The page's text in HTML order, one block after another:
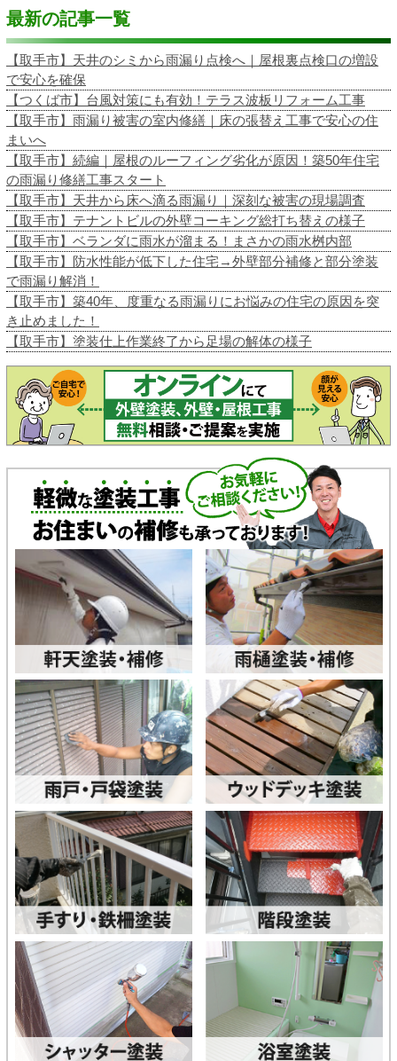
最新の記事一覧
【取手市】天井のシミから雨漏り点検へ｜屋根裏点検口の増設
で安心を確保
【つくば市】台風対策にも有効！テラス波板リフォーム工事
【取手市】雨漏り被害の室内修繕｜床の張替え工事で安心の住
まいへ
【取手市】続編｜屋根のルーフィング劣化が原因！築50年住宅
の雨漏り修繕工事スタート
【取手市】天井から床へ滴る雨漏り｜深刻な被害の現場調査
【取手市】テナントビルの外壁コーキング総打ち替えの様子
【取手市】ベランダに雨水が溜まる！まさかの雨水桝内部
【取手市】防水性能が低下した住宅→外壁部分補修と部分塗装
で雨漏り解消！
【取手市】築40年、度重なる雨漏りにお悩みの住宅の原因を突
き止めました！
【取手市】塗装仕上作業終了から足場の解体の様子